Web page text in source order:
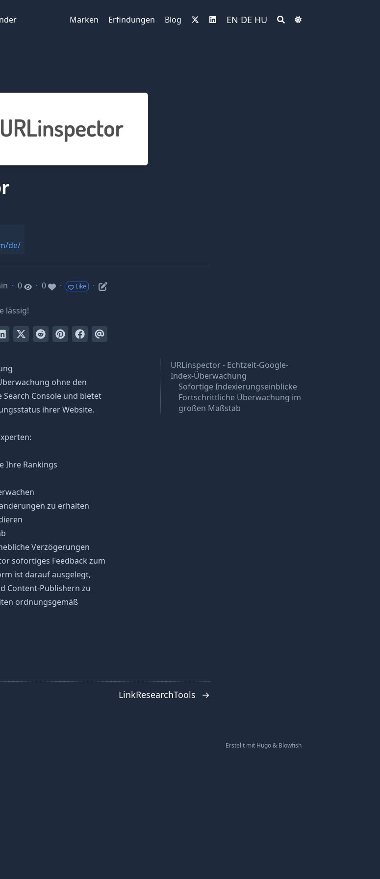
Marken Erfindungen Blog EN DE HU
de/
· 0 · 0 · Like ·
lässig!
URLinspector - Echtzeit-Google-
Index-Überwachung
Sofortige Indexierungseinblicke
Fortschrittliche Überwachung im
großen Maßstab
ohne den
Console und bietet
ihrer Website.
Ihre Rankings
zu erhalten
Verzögerungen
sofortiges Feedback zum
ist darauf ausgelegt,
Content-Publishern zu
ordnungsgemäß
LinkResearchTools →
Erstellt mit Hugo& Blowfish